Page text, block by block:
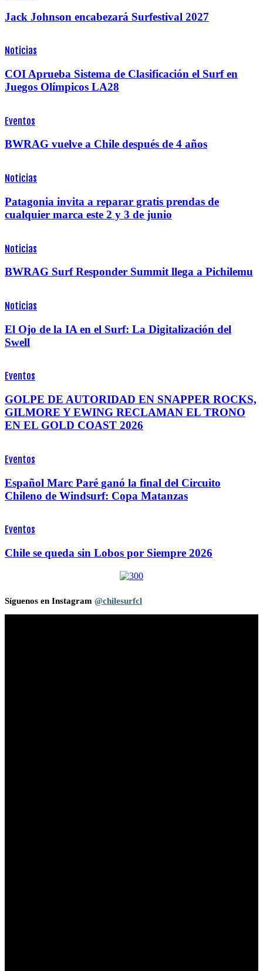
Jack Johnson encabezará Surfestival 2027
Noticias
COI Aprueba Sistema de Clasificación el Surf en
Juegos Olímpicos LA28
Eventos
BWRAG vuelve a Chile después de 4 años
Noticias
Patagonia invita a reparar gratis prendas de
cualquier marca este 2 y 3 de junio
Noticias
BWRAG Surf Responder Summit llega a Pichilemu
Noticias
El Ojo de la IA en el Surf: La Digitalización del
Swell
Eventos
GOLPE DE AUTORIDAD EN SNAPPER ROCKS,
GILMORE Y EWING RECLAMAN EL TRONO
EN EL GOLD COAST 2026
Eventos
Español Marc Paré ganó la final del Circuito
Chileno de Windsurf: Copa Matanzas
Eventos
Chile se queda sin Lobos por Siempre 2026
Síguenos en Instagram @chilesurfcl